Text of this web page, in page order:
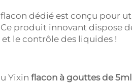
dédié est conçu pour
produit innovant dispose
le contrôle des liquides !
Yixin flacon à gouttes de 5ml